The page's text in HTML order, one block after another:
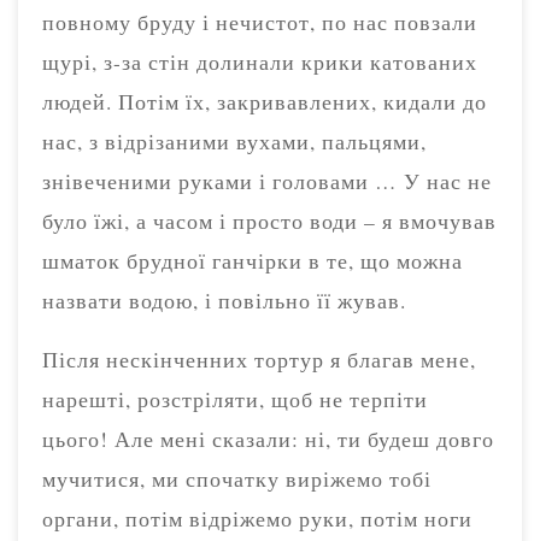
повному бруду і нечистот, по нас повзали
щурі, з-за стін долинали крики катованих
людей. Потім їх, закривавлених, кидали до
нас, з відрізаними вухами, пальцями,
знівеченими руками і головами … У нас не
було їжі, а часом і просто води – я вмочував
шматок брудної ганчірки в те, що можна
назвати водою, і повільно її жував.
Після нескінченних тортур я благав мене,
нарешті, розстріляти, щоб не терпіти
цього! Але мені сказали: ні, ти будеш довго
мучитися, ми спочатку виріжемо тобі
органи, потім відріжемо руки, потім ноги